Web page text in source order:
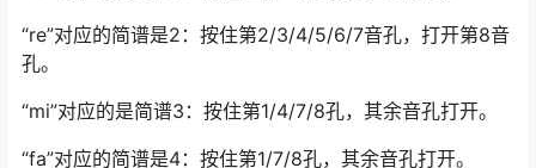
“re”对应的简谱是2：按住第2/3/4/5/6/7音孔，打开第8音
孔。
“mi”对应的是简谱3：按住第1/4/7/8孔，其余音孔打开。
“fa”对应的简谱是4：按住第1/7/8孔，其余音孔打开。